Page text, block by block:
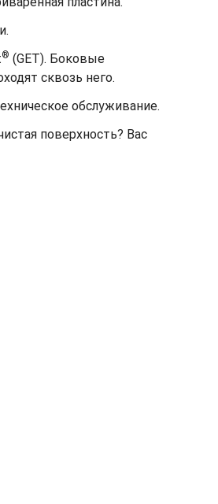
® (GET). Боковые
сквозь него.
обслуживание.
поверхность? Вас